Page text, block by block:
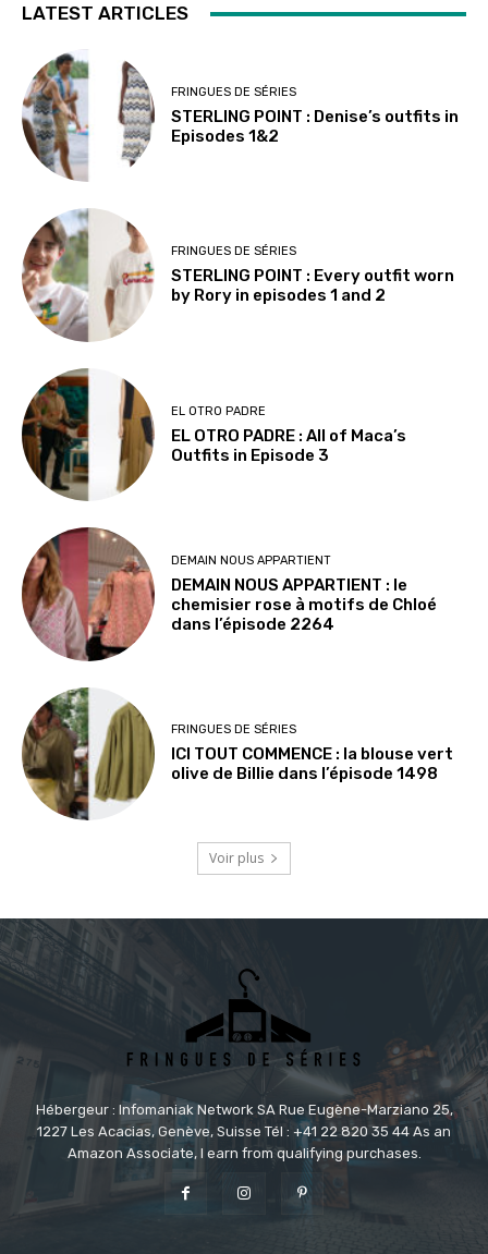
LATEST ARTICLES
FRINGUES DE SÉRIES
STERLING POINT : Denise’s outfits in
Episodes 1&2
FRINGUES DE SÉRIES
STERLING POINT : Every outfit worn
by Rory in episodes 1 and 2
EL OTRO PADRE
EL OTRO PADRE : All of Maca’s
Outfits in Episode 3
DEMAIN NOUS APPARTIENT
DEMAIN NOUS APPARTIENT : le
chemisier rose à motifs de Chloé
dans l’épisode 2264
FRINGUES DE SÉRIES
ICI TOUT COMMENCE : la blouse vert
olive de Billie dans l’épisode 1498
Voir plus
Hébergeur : Infomaniak Network SA Rue Eugène-Marziano 25,
1227 Les Acacias, Genève, Suisse Tél : +41 22 820 35 44 As an
Amazon Associate, I earn from qualifying purchases.